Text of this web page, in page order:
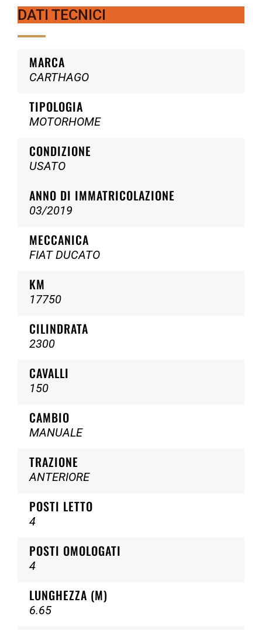
DATI TECNICI
MARCA
CARTHAGO
TIPOLOGIA
MOTORHOME
CONDIZIONE
USATO
ANNO DI IMMATRICOLAZIONE
03/2019
MECCANICA
FIAT DUCATO
KM
17750
CILINDRATA
2300
CAVALLI
150
CAMBIO
MANUALE
TRAZIONE
ANTERIORE
POSTI LETTO
4
POSTI OMOLOGATI
4
LUNGHEZZA (M)
6.65